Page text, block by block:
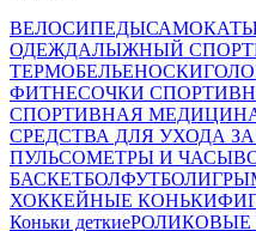
ВЕЛОСИПЕДЫ
ОДЕЖДАЛЫЖНЫЙ СПОРТ
ТЕРМОБЕЛЬЕНОСКИ
ФИТНЕСОЧКИ
СПОРТИВНАЯ
СРЕДСТВА ДЛЯ УХОДА
ПУЛЬСОМЕТРЫ И ЧАСЫ
БАСКЕТБОЛФУТБОЛИГРЫ
ХОККЕЙНЫЕ КОНЬКИ
Коньки деткиеРОЛИКОВЫЕ